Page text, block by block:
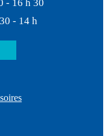
- 16 h 30
- 14 h